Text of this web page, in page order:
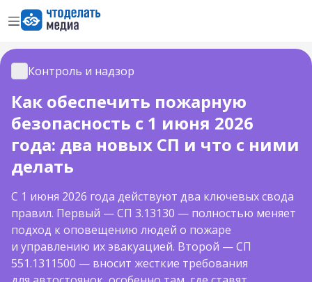
Открыть менюПерейти на главную страницу
Контроль и надзор
Контроль и надзор
Как обеспечить пожарную
безопасность с 1 июня 2026
года: два новых СП и что с ними
делать
С 1 июня 2026 года действуют два ключевых свода
правил. Первый — СП 3.13130 — полностью меняет
подход к оповещению людей о пожаре
и управлению их эвакуацией. Второй — СП
551.1311500 — вносит жесткие требования